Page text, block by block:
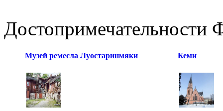
Достопримечательности
Музей ремесла Луостаринмяки Кеми